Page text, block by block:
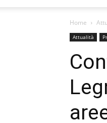
Home
Attualità